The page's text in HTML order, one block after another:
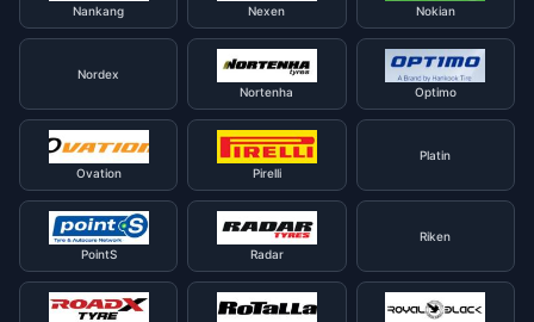
Nankang Nexen Nokian
Nordex
Nortenha
Optimo
Ovation Pirelli
Platin
PointS Radar
Riken